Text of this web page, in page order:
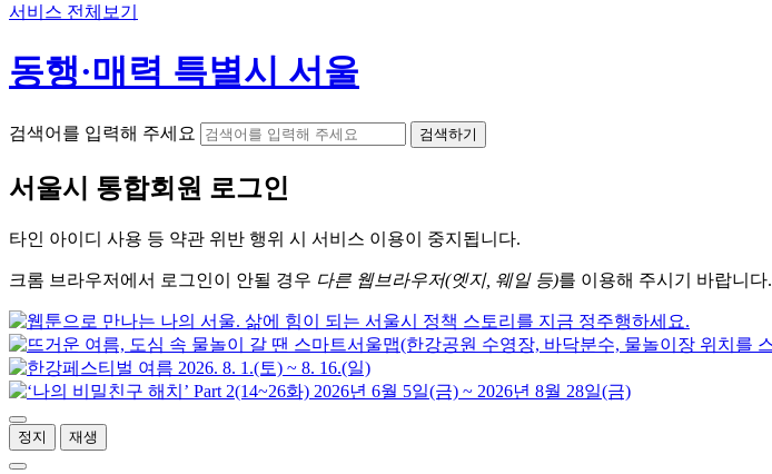
서비스 전체보기
동행·매력 특별시 서울
검색어를 입력해 주세요 검색하기
서울시 통합회원 로그인
타인 아이디 사용 등 약관 위반 행위 시 서비스 이용이 중지됩니다.
크롬 브라우저에서 로그인이 안될 경우 다른 웹브라우저(엣지, 웨일 등)를 이용해 주시기 바랍니다.
정지 재생